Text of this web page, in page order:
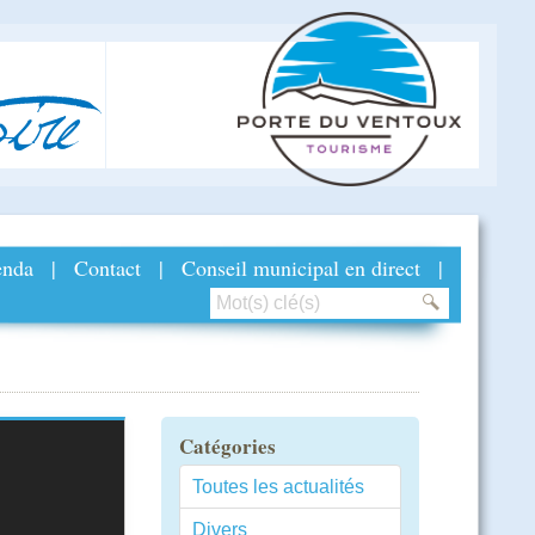
| Contact | Conseil municipal en direct |
Catégories
Toutes les actualités
Divers